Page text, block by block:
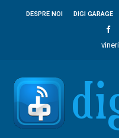
DESPRE NOI DIGI GARAGE